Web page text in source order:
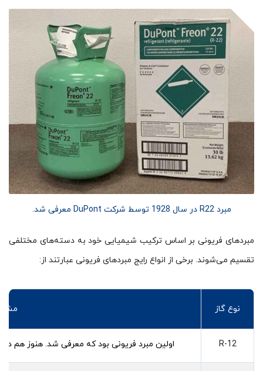
مبرد R22 در سال 1928 توسط شرکت DuPont معرفی شد.
مبردهای فریونی بر اساس ترکیب شیمیایی خود به دسته‌های مختلفی
تقسیم می‌شوند. برخی از انواع رایج مبردهای فریونی عبارتند از:
نوع گاز
R-12 اولین مبرد فریونی بود که معرفی شد. هنوز هم در